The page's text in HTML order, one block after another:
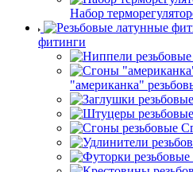
Набор
фитинги
"американка"